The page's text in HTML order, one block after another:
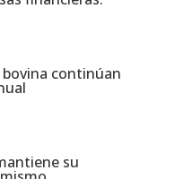
continúan
su